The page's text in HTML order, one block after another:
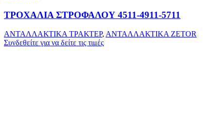
ΤΡΟΧΑΛΙΑ ΣΤΡΟΦΑΛΟΥ 4511-4911-5711
ΑΝΤΑΛΛΑΚΤΙΚΑ ΤΡΑΚΤΕΡ, ΑΝΤΑΛΛΑΚΤΙΚΑ ZETOR
Συνδεθείτε για να δείτε τις τιμές